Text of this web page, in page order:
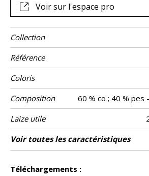
Voir sur l'espace pro
Collection
Référence
Coloris
Composition
60 % co ; 40 %
Laize utile
Rétrécissement
Raccord
Sens
Poids g/m²
Performance
Accoustique
Usage
Entretien
Pays d'origine
Rapport
Horizontal
Rapport
Vertical
Caractéristiques
Outdoor
Voir toutes les caractéristiques
Téléchargements :